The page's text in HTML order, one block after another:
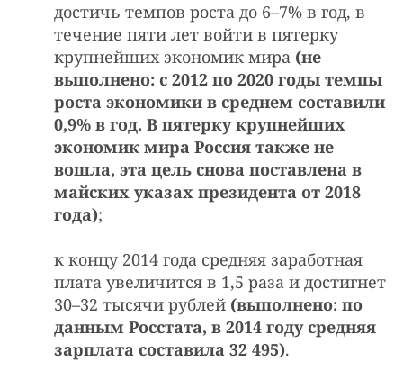
достичь темпов роста до 6–7% в год, в
течение пяти лет войти в пятерку
крупнейших экономик мира (не
выполнено: с 2012 по 2020 годы темпы
роста экономики в среднем составили
0,9% в год. В пятерку крупнейших
экономик мира Россия также не
вошла, эта цель снова поставлена в
майских указах президента от 2018
года);
к концу 2014 года средняя заработная
плата увеличится в 1,5 раза и достигнет
30–32 тысячи рублей (выполнено: по
данным Росстата, в 2014 году средняя
зарплата составила 32 495).